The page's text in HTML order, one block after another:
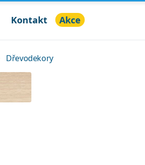
Kontakt Akce
Dřevodekory